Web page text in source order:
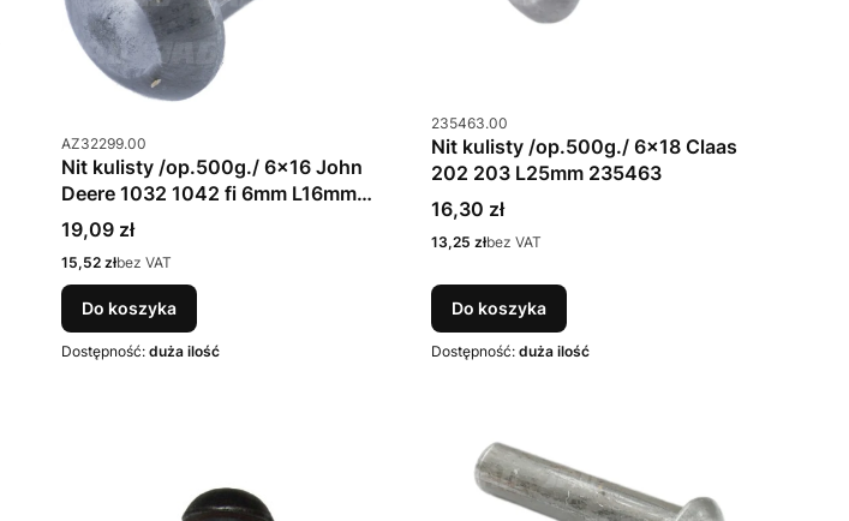
Kod produktu
AZ32299.00
Nit kulisty /op.500g./ 6x16 John
Deere 1032 1042 fi 6mm L16mm
AZ32299
Cena
19,09 zł
Cena
15,52 złbez VAT
Do koszyka
Dostępność: duża ilość
Kod produktu
235463.00
Nit kulisty /op.500g./ 6x18 Claas
202 203 L25mm 235463
Cena
16,30 zł
Cena
13,25 złbez VAT
Do koszyka
Dostępność: duża ilość